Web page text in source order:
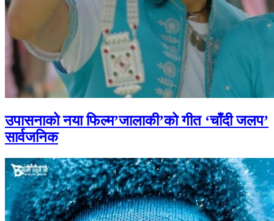
उपासनाको नया फिल्म’जालाकी’को गीत ‘चाँदी जलप’
सार्वजनिक